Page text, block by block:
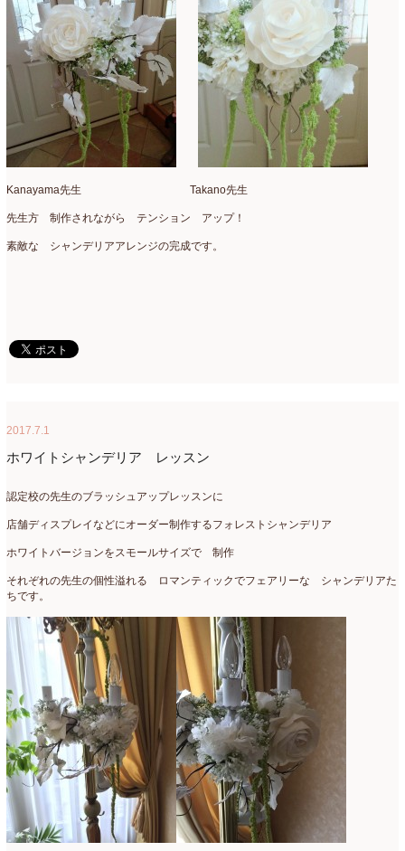
Kanayama先生 Takano先生
先生方 制作されながら テンション アップ！
素敵な シャンデリアアレンジの完成です。
2017.7.1
ホワイトシャンデリア レッスン
認定校の先生のブラッシュアップレッスンに
店舗ディスプレイなどにオーダー制作するフォレストシャンデリア
ホワイトバージョンをスモールサイズで 制作
それぞれの先生の個性溢れる ロマンティックでフェアリーな シャンデリアた
ちです。